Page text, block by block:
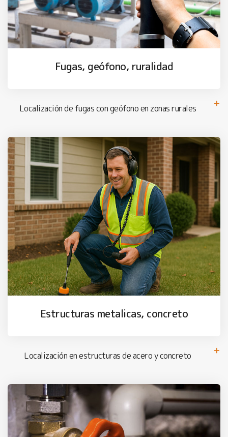
Fugas, geófono, ruralidad
Localización de fugas con geófono en zonas rurales
Estructuras metalicas, concreto
Localización en estructuras de acero y concreto